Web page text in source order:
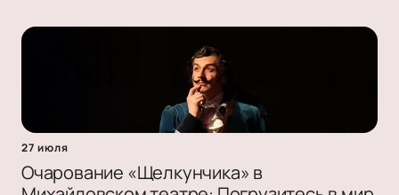
27 июля
Очарование «Щелкунчика» в